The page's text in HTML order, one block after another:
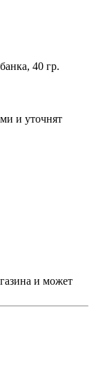
40 гр.
и уточнят
и может